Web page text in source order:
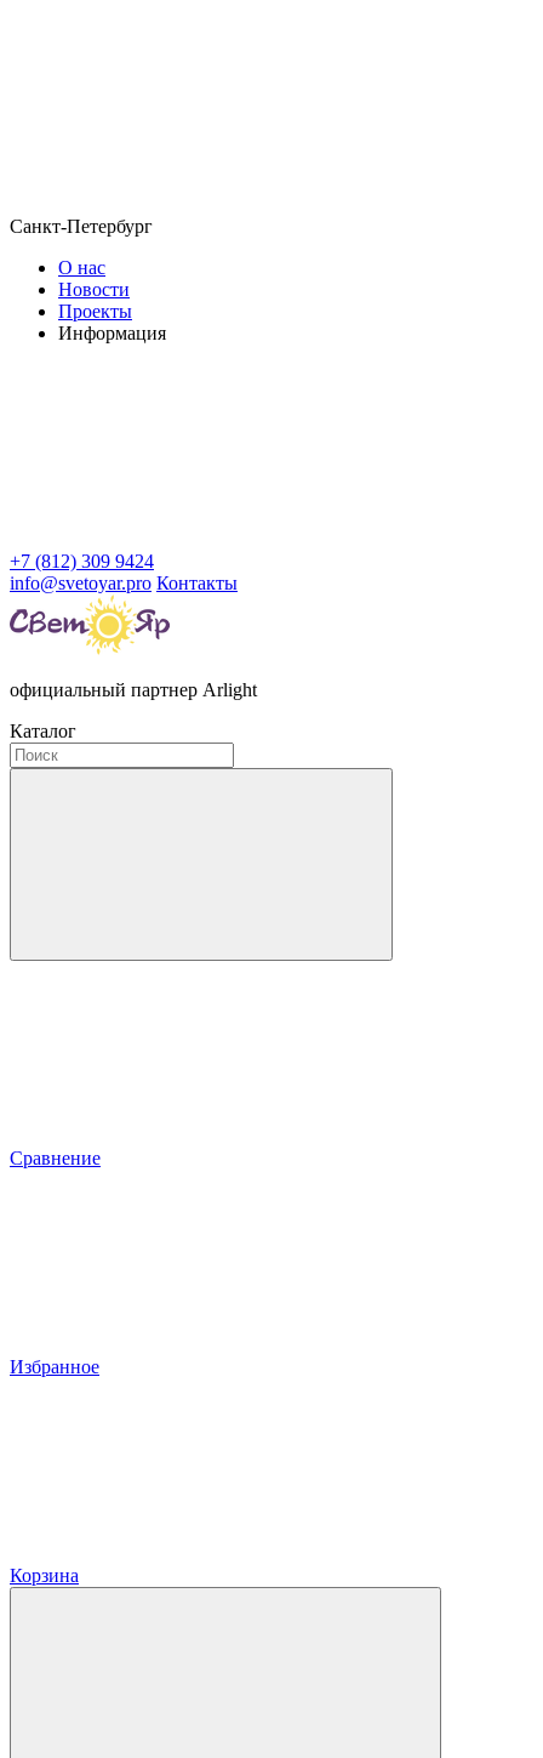
Санкт-Петербург
О нас
Новости
Проекты
Информация
+7 (812) 309 9424
info@svetoyar.pro Контакты
официальный партнер Arlight
Каталог
Сравнение
Избранное
Корзина